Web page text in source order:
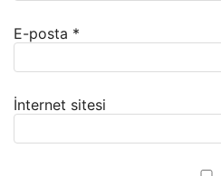
E-posta *
İnternet sitesi